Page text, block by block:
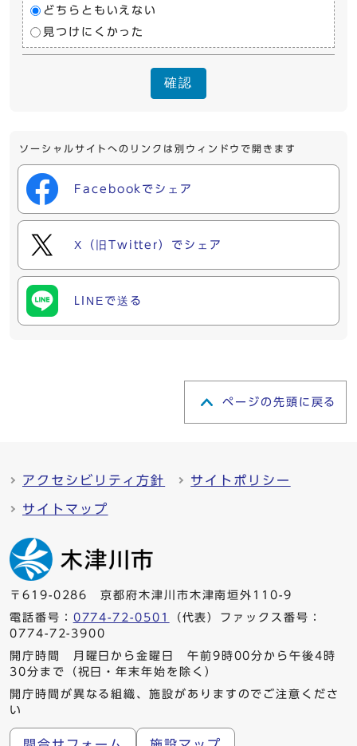
どちらともいえない
見つけにくかった
確認
ソーシャルサイトへのリンクは別ウィンドウで開きます
Facebookでシェア
X（旧Twitter）でシェア
LINEで送る
ページの先頭に戻る
アクセシビリティ方針 サイトポリシー
サイトマップ
〒619-0286 京都府木津川市木津南垣外110-9
電話番号： 0774-72-0501
（代表）ファックス番号：
0774-72-3900
開庁時間 月曜日から金曜日 午前9時00分から午後4時
30分まで（祝日・年末年始を除く）
開庁時間が異なる組織、施設がありますのでご注意くださ
い